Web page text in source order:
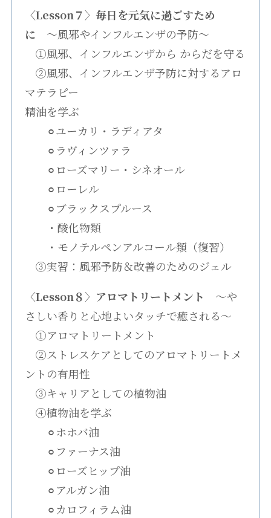
〈Lesson７〉毎日を元気に過ごすため
に 〜風邪やインフルエンザの予防〜
①風邪、インフルエンザから からだを守る
②風邪、インフルエンザ予防に対するアロ
マテラピー
精油を学ぶ
⚪︎ユーカリ・ラディアタ
⚪︎ラヴィンツァラ
⚪︎ローズマリー・シネオール
⚪︎ローレル
⚪︎ブラックスプルース
・酸化物類
・モノテルペンアルコール類（復習）
③実習：風邪予防＆改善のためのジェル
〈Lesson８〉アロマトリートメント
〜や
さしい香りと心地よいタッチで癒される〜
①アロマトリートメント
②ストレスケアとしてのアロマトリートメ
ントの有用性
③キャリアとしての植物油
④植物油を学ぶ
⚪︎ホホバ油
⚪︎ファーナス油
⚪︎ローズヒップ油
⚪︎アルガン油
⚪︎カロフィラム油